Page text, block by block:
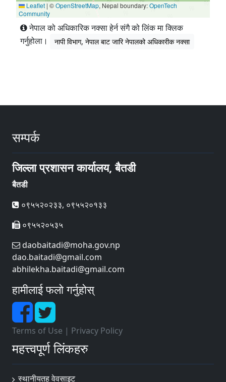
Leaflet | ©OpenStreetMap, Nepal boundary:OpenTech
Community
नेपाल को अधिकारिक नक्सा हेर्न संगै को लिंक मा क्लिक
गर्नुहोला।
नापी विभाग, नेपाल बाट जारि नेपालको अधिकारीक नक्सा
सम्पर्क
जिल्ला प्रशासन कार्यालय, बैतडी
बैतडी
०९५५२०२३३, ०९५५२०१३३
०९५५२०५३५
daobaitadi@moha.gov.np
dao.baitadi@gmail.com
abhilekha.baitadi@gmail.com
हामीलाई फलो गर्नुहोस्
Terms of Use | Privacy Policy
महत्त्वपूर्ण लिंकहरु
स्थानीयतह वेवसाइट